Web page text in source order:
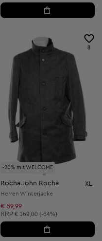
-20% mit WELCOME
8
Rocha.John Rocha XL
Herren Winterjacke
€ 59,99
Unverbindliche Preisempfehlung:
RRP € 169,00 (-64%)